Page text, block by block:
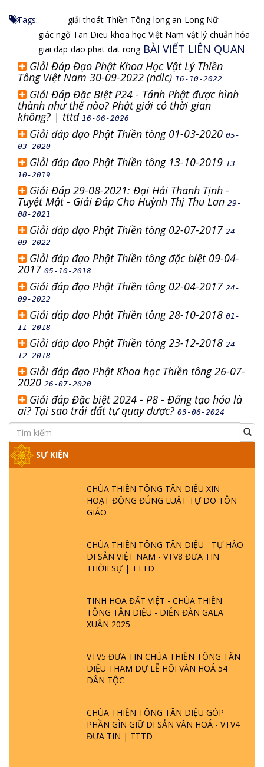
Tags: giải thoát Thiền Tông long an Long Nữ
giác ngộ Tan Dieu khoa học Việt Nam vật lý chuẩn hóa
giai dap dao phat dat rong BÀI VIẾT LIÊN QUAN
Giải Đáp Đạo Phật Khoa Học Vật Lý Thiền
Tông Việt Nam 30-09-2022 (ndlc) 16-10-2022
Giải Đáp Đặc Biệt P24 - Tánh Phật được hình
thành như thế nào? Phật giới có thời gian
không? | tttd 16-06-2026
Giải đáp đạo Phật Thiền tông 01-03-2020 05-
03-2020
Giải đáp đạo Phật Thiền tông 13-10-2019 13-
10-2019
Giải Đáp 29-08-2021: Đại Hải Thanh Tịnh -
Tuyệt Mật - Giải Đáp Cho Huỳnh Thị Thu Lan 29-
08-2021
Giải đáp đạo Phật Thiền tông 02-07-2017 24-
09-2022
Giải đáp đạo Phật Thiền tông đặc biệt 09-04-
2017 05-10-2018
Giải đáp đạo Phật Thiền tông 02-04-2017 24-
09-2022
Giải đáp đạo Phật Thiền tông 28-10-2018 01-
11-2018
Giải đáp đạo Phật Thiền tông 23-12-2018 24-
12-2018
Giải đáp đạo Phật Khoa học Thiền tông 26-07-
2020 26-07-2020
Giải đáp Đặc biệt 2024 - P8 - Đấng tạo hóa là
ai? Tại sao trái đất tự quay được? 03-06-2024
SỰ KIỆN
CHÙA THIỀN TÔNG TÂN DIỆU XIN
HOẠT ĐỘNG ĐÚNG LUẬT TỰ DO TÔN
GIÁO
CHÙA THIỀN TÔNG TÂN DIỆU - TỰ HÀO
DI SẢN VIỆT NAM - VTV8 ĐƯA TIN
THỜII SỰ | TTTD
TINH HOA ĐẤT VIỆT - CHÙA THIỀN
TÔNG TÂN DIỆU - DIỄN ĐÀN GALA
XUÂN 2025
VTV5 ĐƯA TIN CHÙA THIỀN TÔNG TÂN
DIỆU THAM DỰ LỄ HỘI VĂN HOÁ 54
DÂN TỘC
CHÙA THIỀN TÔNG TÂN DIỆU GÓP
PHẦN GÌN GIỮ DI SẢN VĂN HOÁ - VTV4
ĐƯA TIN | TTTD